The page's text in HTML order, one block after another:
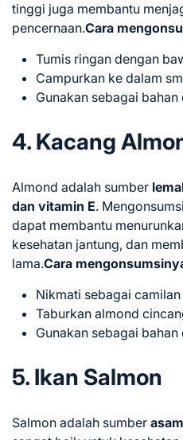
tinggi juga membantu
pencernaan.Cara
Tumis ringan dengan
Campurkan ke dalam
Gunakan sebagai bahan
4. Kacang
Almond adalah sumber
dan vitamin E.
dapat membantu
kesehatan jantung, dan
lama.Cara
Nikmati sebagai
Taburkan almond
Gunakan sebagai
5. Ikan Salmon
Salmon adalah sumber